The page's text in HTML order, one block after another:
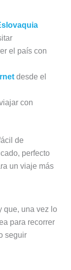
el país con
desde el
con
de
perfecto
un viaje más
que, una vez lo
para recorrer
seguir